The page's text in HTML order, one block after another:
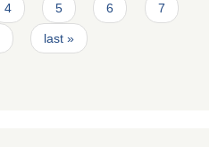
4 5 6 7
last »